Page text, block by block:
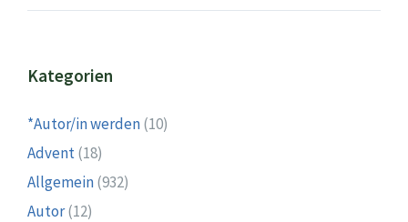
Kategorien
*Autor/in werden(10)
Advent(18)
Allgemein(932)
Autor(12)